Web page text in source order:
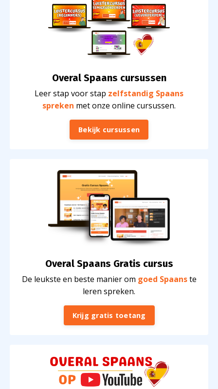
Overal Spaans cursussen
Leer stap voor stap zelfstandig Spaans
spreken met onze online cursussen.
Bekijk cursussen
Overal Spaans Gratis cursus
De leukste en beste manier om goed Spaanste
leren spreken.
Krijg gratis toetang